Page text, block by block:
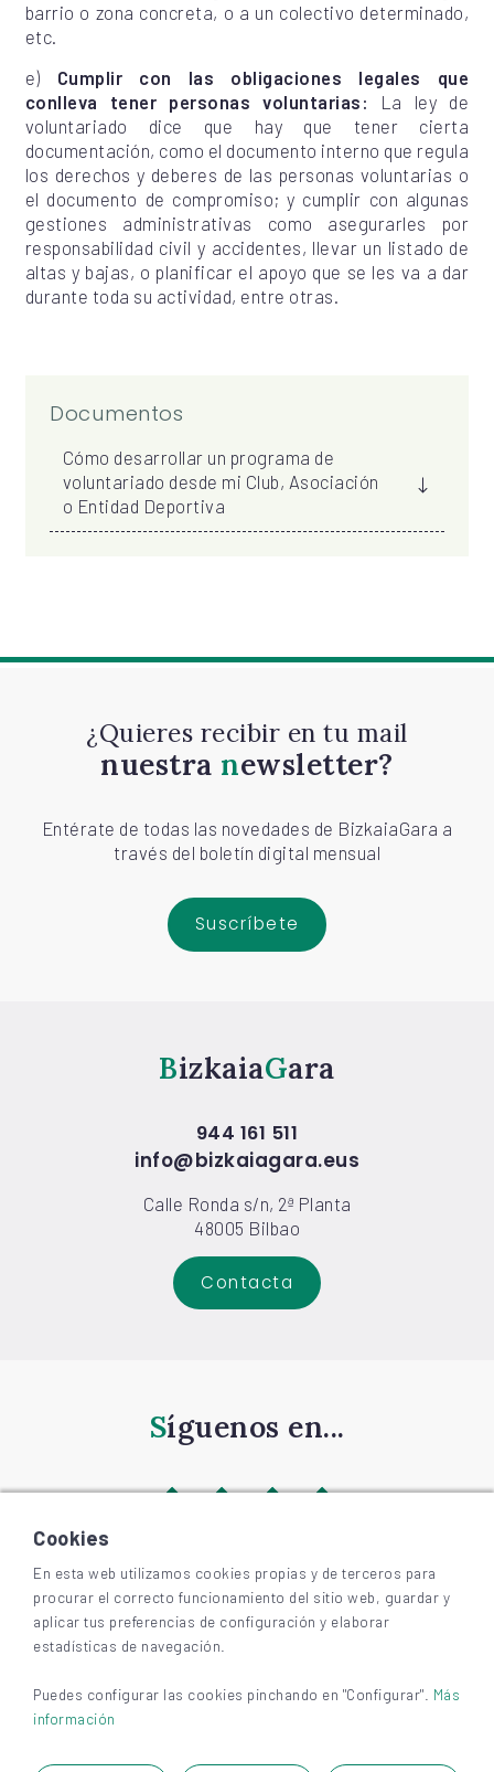
barrio o zona concreta, o a un colectivo determinado,
etc.
e) Cumplir con las obligaciones legales que
conlleva tener personas voluntarias: La ley de
voluntariado dice que hay que tener cierta
documentación, como el documento interno que regula
los derechos y deberes de las personas voluntarias o
el documento de compromiso; y cumplir con algunas
gestiones administrativas como asegurarles por
responsabilidad civil y accidentes, llevar un listado de
altas y bajas, o planificar el apoyo que se les va a dar
durante toda su actividad, entre otras.
Documentos
Cómo desarrollar un programa de
voluntariado desde mi Club, Asociación
o Entidad Deportiva
¿Quieres recibir en tu mail
nuestra newsletter?
Entérate de todas las novedades de BizkaiaGara a
través del boletín digital mensual
Suscríbete
Bizkaia Gara
944 161 511
info@bizkaiagara.eus
Calle Ronda s/n, 2ª Planta
48005 Bilbao
Contacta
Síguenos en...
©2026 BIZKAIAGARA
Accesibilidad
Aviso legal y privacidad
Cookies
En esta web utilizamos cookies propias y de terceros para
procurar el correcto funcionamiento del sitio web, guardar y
aplicar tus preferencias de configuración y elaborar
estadísticas de navegación.
Puedes configurar las cookies pinchando en "Configurar". Más
información